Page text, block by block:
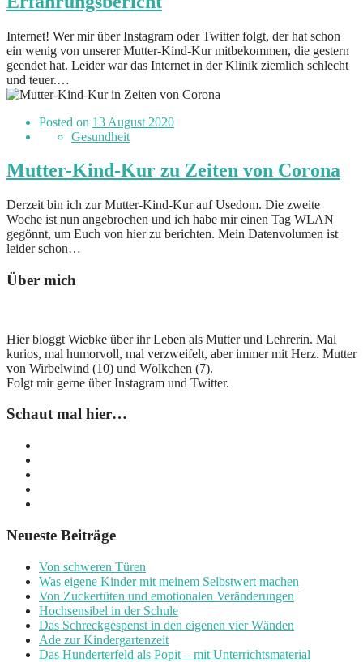
Internet! Wer mir über Instagram oder Twitter folgt, der hat schon
ein wenig von unserer Mutter-Kind-Kur mitbekommen, die gestern
geendet hat. Leider war das Internet in der Klinik ziemlich schlecht
und teuer.…
Posted on 13 August 2020
Gesundheit
Mutter-Kind-Kur zu Zeiten von Corona
Derzeit bin ich zur Mutter-Kind-Kur auf Usedom. Die zweite
Woche ist nun angebrochen und ich habe mir einen Tag WLAN
gegönnt, um Euch von hier zu berichten. Mein Datenvolumen ist
leider schon…
Über mich
Hier bloggt Wiebke über ihr Leben als Mutter und Lehrerin. Mal
kurios, mal humorvoll, mal verzweifelt, aber immer mit Herz. Mutter
von Wirbelwind (10) und Wölkchen (7).
Folgt mir gerne über Instagram und Twitter.
Schaut mal hier…
Neueste Beiträge
Von schweren Türen
Was eigene Kinder mit meinem Selbstwert machen
Von Zuckertüten und emotionalen Veränderungen
Hochsensibel in der Schule
Das Schreckgespenst in den eigenen vier Wänden
Ade zur Kindergartenzeit
Das Hunderterfeld als Popit – mit Unterrichtsmaterial